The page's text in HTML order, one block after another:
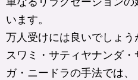
います。
万人受けには良いでしょう
スワミ・サティヤナンダ
ガ・ニードラの手法では、